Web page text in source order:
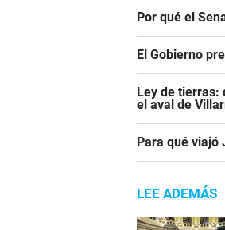
Por qué el
El Gobierno
Ley de tierras:
el aval de
Para qué viajó
LEE ADEMÁS